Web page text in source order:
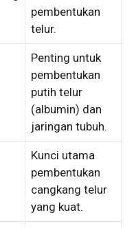
pembentukan
telur.
Penting untuk
pembentukan
putih telur
(albumin) dan
jaringan tubuh.
Kunci utama
pembentukan
cangkang telur
yang kuat.